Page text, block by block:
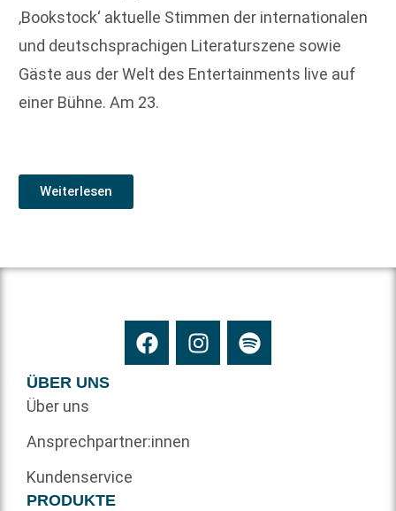
‚Bookstock‘ aktuelle Stimmen der internationalen
und deutschsprachigen Literaturszene sowie
Gäste aus der Welt des Entertainments live auf
einer Bühne. Am 23.
Weiterlesen
ÜBER UNS
Über uns
Ansprechpartner:innen
Kundenservice
PRODUKTE